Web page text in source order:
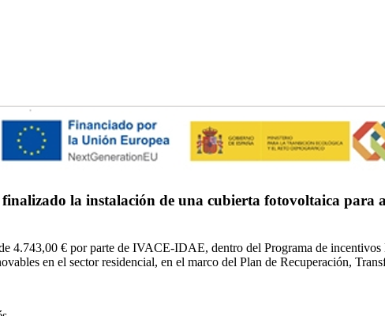
la instalación de una cubierta fotovoltaica para
4.743,00 € por parte de IVACE-IDAE, dentro del Programa de
en el sector residencial, en el marco del Plan de Recuperación,